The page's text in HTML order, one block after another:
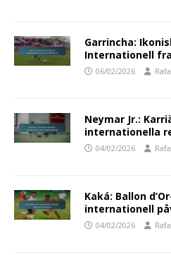
Garrincha:
Internationell
06/02/2026
Neymar Jr.:
internationella
04/02/2026
Kaká: Ballon
internationell
04/02/2026